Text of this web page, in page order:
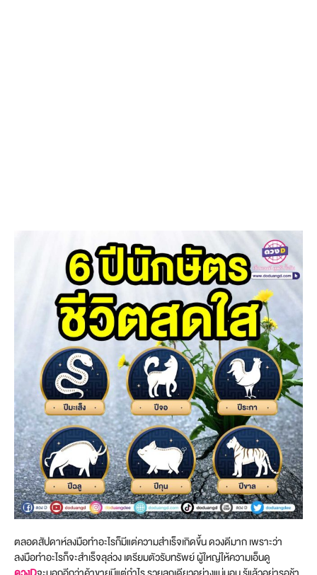
ตลอดสัปดาห์ลงมือทำอะไรก็มีแต่ความสำเร็จเกิดขึ้น ดวงดีมาก เพราะว่า
ลงมือทำอะไรก็จะสำเร็จลุล่วง เตรียมตัวรับทรัพย์ ผู้ใหญ่ให้ความเอ็นดู